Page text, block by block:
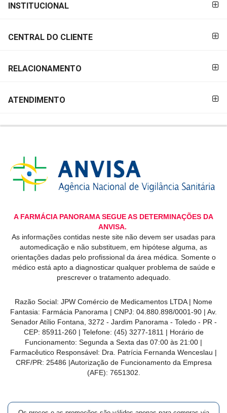
PAGAMENTO
INSTITUCIONAL
CENTRAL DO CLIENTE
RELACIONAMENTO
ATENDIMENTO
A FARMÁCIA PANORAMA SEGUE AS DETERMINAÇÕES DA
ANVISA.
As informações contidas neste site não devem ser usadas para
automedicação e não substituem, em hipótese alguma, as
orientações dadas pelo profissional da área médica. Somente o
médico está apto a diagnosticar qualquer problema de saúde e
prescrever o tratamento adequado.
Razão Social: JPW Comércio de Medicamentos LTDA | Nome
Fantasia: Farmácia Panorama | CNPJ: 04.880.898/0001-90 | Av.
Senador Atílio Fontana, 3272 - Jardim Panorama - Toledo - PR -
CEP: 85911-260 | Telefone: (45) 3277-1811 | Horário de
Funcionamento: Segunda a Sexta das 07:00 às 21:00 |
Farmacêutico Responsável: Dra. Patrícia Fernanda Wenceslau |
CRF/PR: 25486 |Autorização de Funcionamento da Empresa
(AFE): 7651302.